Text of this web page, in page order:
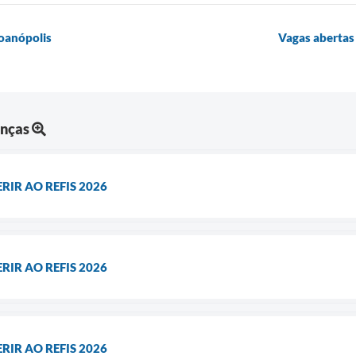
Vagas
AO REFIS 2026
AO REFIS 2026
AO REFIS 2026